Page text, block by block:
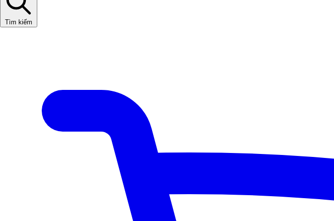
Tìm kiếm